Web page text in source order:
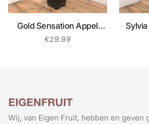
Gold Sensation Appel
Zuilboom
€29.99
Wij, van Eigen Fruit, hebben en geven